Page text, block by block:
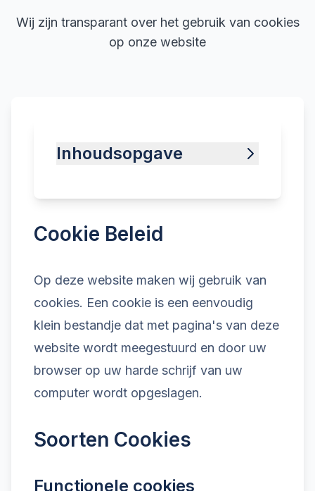
Wij zijn transparant over het gebruik van cookies
op onze website
Inhoudsopgave
Toon inhoudsopgave
Cookie Beleid
Op deze website maken wij gebruik van
cookies. Een cookie is een eenvoudig
klein bestandje dat met pagina's van deze
website wordt meegestuurd en door uw
browser op uw harde schrijf van uw
computer wordt opgeslagen.
Soorten Cookies
Functionele cookies